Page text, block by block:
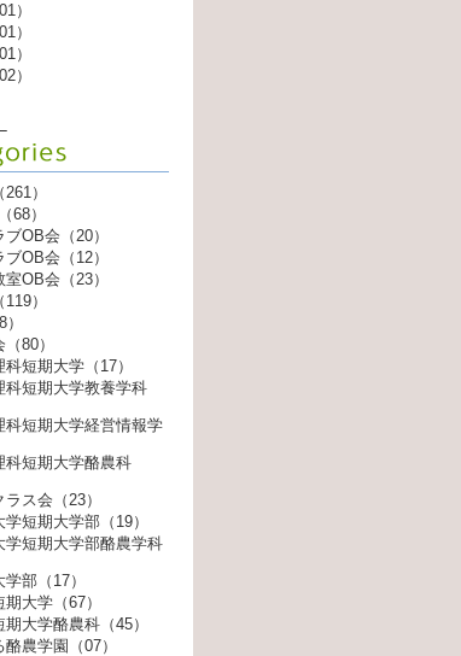
）
）
）
）
）
68）
OB会（20）
OB会（12）
OB会（23）
）
80）
短期大学（17）
科短期大学教養学科
科短期大学経営情報学
科短期大学酪農科
ス会（23）
短期大学部（19）
学短期大学部酪農学科
部（17）
大学（67）
大学酪農科（45）
農学園（07）